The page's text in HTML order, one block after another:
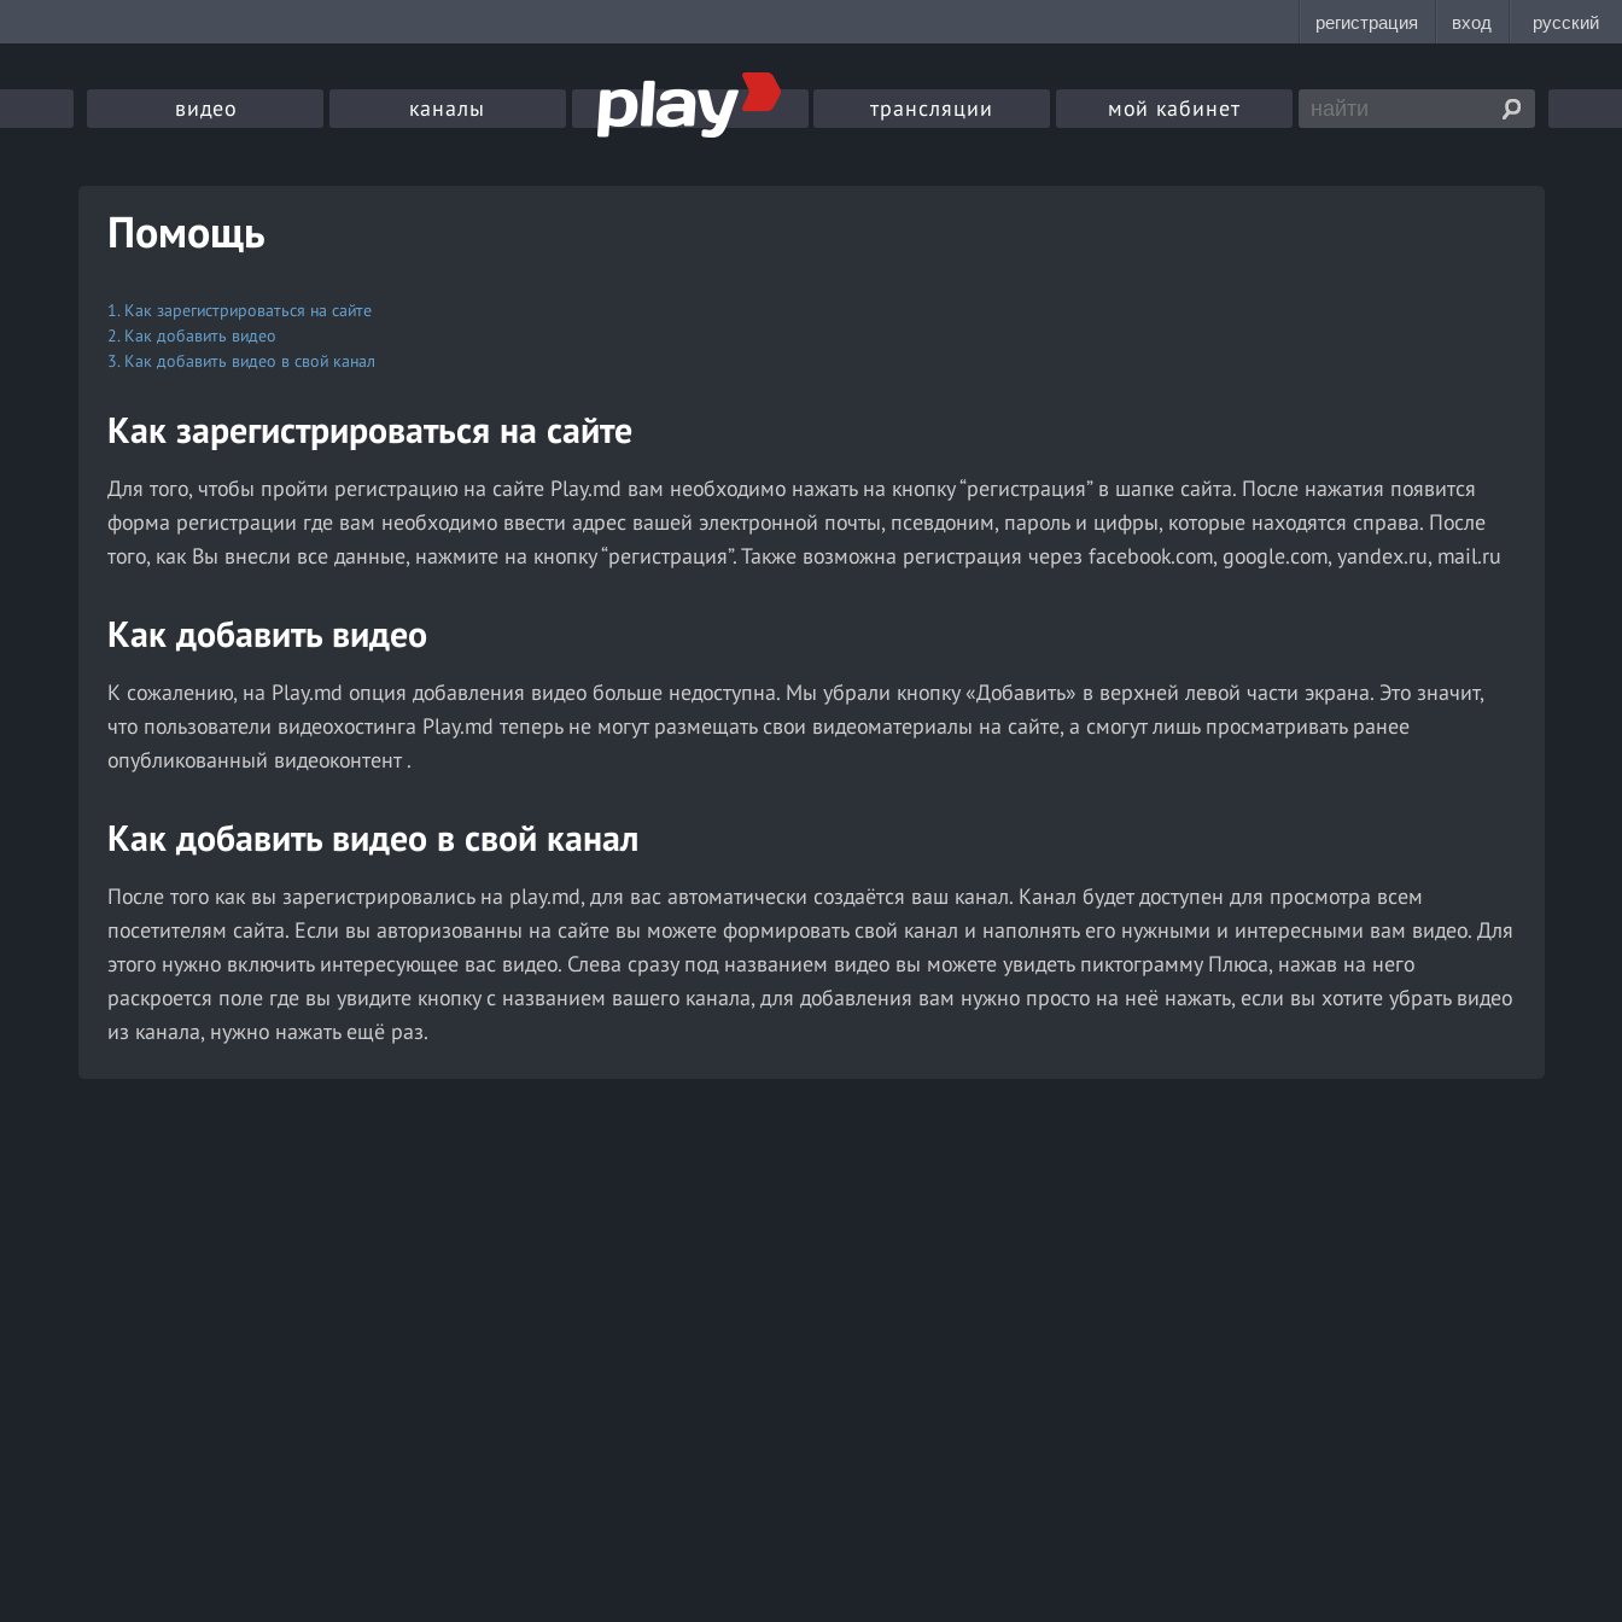
видео каналы трансляции мой кабинет
Помощь
1. Как зарегистрироваться на сайте
2. Как добавить видео
3. Как добавить видео в свой канал
Как зарегистрироваться на сайте
Для того, чтобы пройти регистрацию на сайте Play.md вам необходимо нажать на кнопку “регистрация” в шапке сайта. После нажатия появится
форма регистрации где вам необходимо ввести адрес вашей электронной почты, псевдоним, пароль и цифры, которые находятся справа. После
того, как Вы внесли все данные, нажмите на кнопку “регистрация”. Также возможна регистрация через facebook.com, google.com, yandex.ru, mail.ru
Как добавить видео
К сожалению, на Play.md опция добавления видео больше недоступна. Мы убрали кнопку «Добавить» в верхней левой части экрана. Это значит,
что пользователи видеохостинга Play.md теперь не могут размещать свои видеоматериалы на сайте, а смогут лишь просматривать ранее
опубликованный видеоконтент .
Как добавить видео в свой канал
После того как вы зарегистрировались на play.md, для вас автоматически создаётся ваш канал. Канал будет доступен для просмотра всем
посетителям сайта. Если вы авторизованны на сайте вы можете формировать свой канал и наполнять его нужными и интересными вам видео. Для
этого нужно включить интересующее вас видео. Слева сразу под названием видео вы можете увидеть пиктограмму Плюса, нажав на него
раскроется поле где вы увидите кнопку с названием вашего канала, для добавления вам нужно просто на неё нажать, если вы хотите убрать видео
из канала, нужно нажать ещё раз.